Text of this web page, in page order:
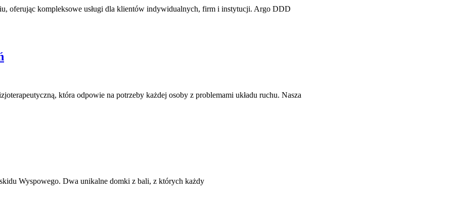
oferując kompleksowe usługi dla klientów indywidualnych, firm i instytucji. Argo DDD
która odpowie na potrzeby każdej osoby z problemami układu ruchu. Nasza
Wyspowego. Dwa unikalne domki z bali, z których każdy